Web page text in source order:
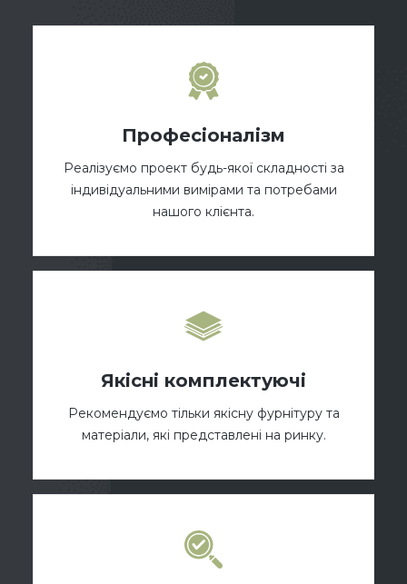
Професіоналізм
Реалізуємо проект будь-якої складності за
індивідуальними вимірами та потребами
нашого клієнта.
Якісні комплектуючі
Рекомендуємо тільки якісну фурнітуру та
матеріали, які представлені на ринку.